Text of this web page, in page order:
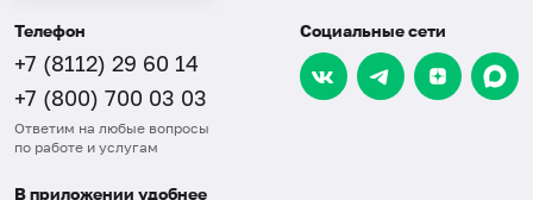
Телефон
+7 (8112) 29 60 14
+7 (800) 700 03 03
Ответим на любые вопросы
по работе и услугам
Социальные сети
В приложении удобнее